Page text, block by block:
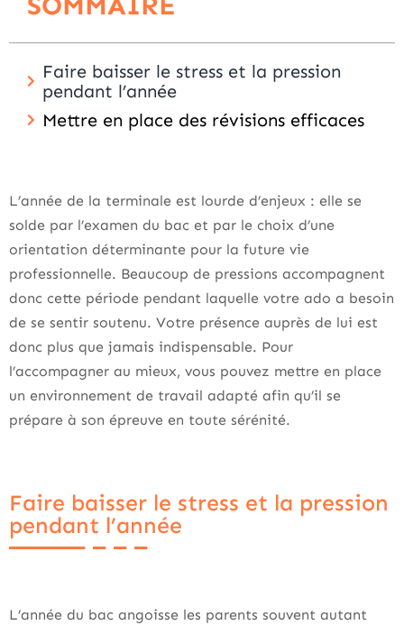
Faire baisser le stress et la pression
pendant l’année
Mettre en place des révisions efficaces
L’année de la terminale est lourde d’enjeux : elle se
solde par l’examen du bac et par le choix d’une
orientation déterminante pour la future vie
professionnelle. Beaucoup de pressions accompagnent
donc cette période pendant laquelle votre ado a besoin
de se sentir soutenu. Votre présence auprès de lui est
donc plus que jamais indispensable. Pour
l’accompagner au mieux, vous pouvez mettre en place
un environnement de travail adapté afin qu’il se
prépare à son épreuve en toute sérénité.
Faire baisser le stress et la pression
pendant l’année
L’année du bac angoisse les parents souvent autant